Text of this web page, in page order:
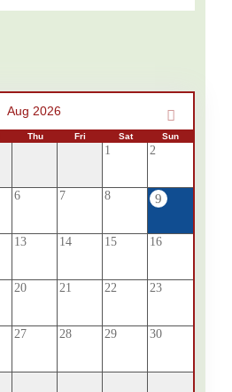
Aug 2026
Thu Fri Sat Sun
1 2
6 7 8 9
13 14 15 16
20 21 22 23
27 28 29 30